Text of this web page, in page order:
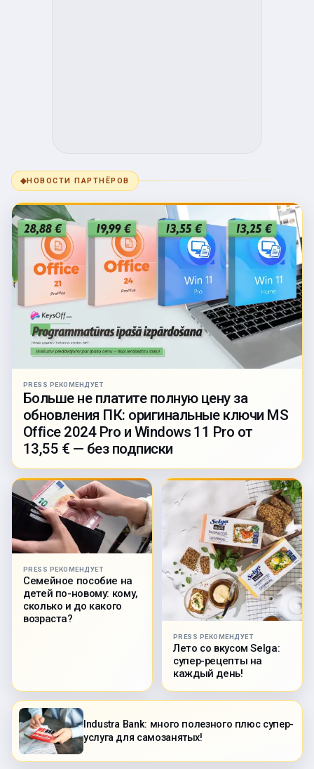
◆НОВОСТИ ПАРТНЁРОВ
PRESS РЕКОМЕНДУЕТ
Больше не платите полную цену за
обновления ПК: оригинальные ключи MS
Office 2024 Pro и Windows 11 Pro от
13,55 € — без подписки
PRESS РЕКОМЕНДУЕТ
Семейное пособие на
детей по-новому: кому,
сколько и до какого
возраста?
PRESS РЕКОМЕНДУЕТ
Лето со вкусом Selga:
супер-рецепты на
каждый день!
Industra Bank: много полезного плюс супер-
услуга для самозанятых!